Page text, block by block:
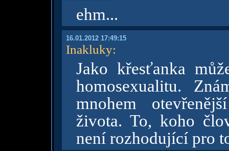
ehm...
16.01.2012 17:49:15
Inakluky:
Jako křesťanka
homosexualitu.
mnohem
života. To, koho
není rozhodující pro